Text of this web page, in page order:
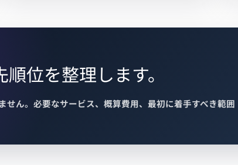
位を整理します。
ん。必要なサービス、概算費用、最初に着手すべき範囲